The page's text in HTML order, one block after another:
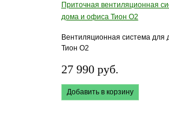
Приточная вентиляционная
дома и офиса Тион О2
Вентиляционная система для
Тион О2
27 990 руб.
Добавить в корзину